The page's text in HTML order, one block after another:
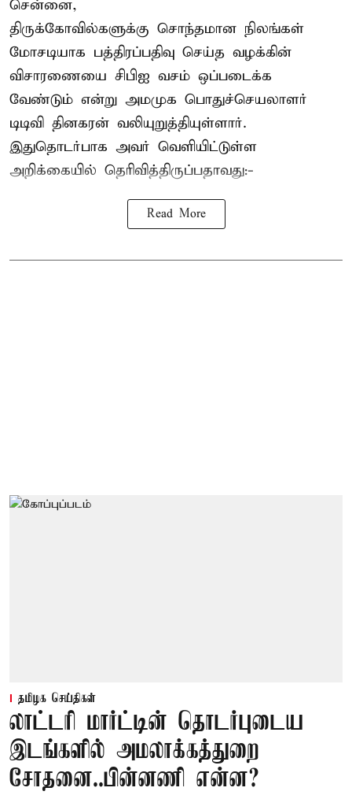
சென்னை,
திருக்கோவில்களுக்கு சொந்தமான நிலங்கள்
மோசடியாக பத்திரப்பதிவு செய்த வழக்கின்
விசாரணையை சிபிஐ வசம் ஒப்படைக்க
வேண்டும் என்று அமமுக பொதுச்செயலாளர்
டிடிவி தினகரன் வலியுறுத்தியுள்ளார்.
இதுதொடர்பாக அவர் வெளியிட்டுள்ள
அறிக்கையில் தெரிவித்திருப்பதாவது:-
Read More
தமிழக செய்திகள்
லாட்டரி மார்ட்டின் தொடர்புடைய
இடங்களில் அமலாக்கத்துறை
சோதனை..பின்னணி என்ன?